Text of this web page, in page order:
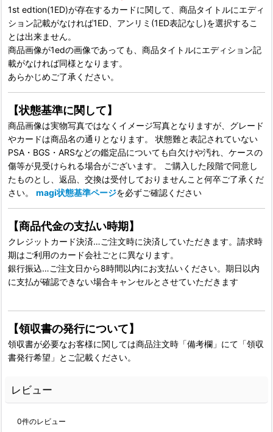
1st edtion(1ED)が存在するカードに関して、商品タイトルにエディ
ション記載がなければ1ED、アンリミ(1ED表記なし)を選択するこ
とは出来ません。
商品画像が1edの画像であっても、商品タイトルにエディション記
載がなければ同様となります。
あらかじめご了承ください。
【状態基準に関して】
商品画像は実物写真ではなくイメージ写真となりますが、グレード
やカードは商品名の通りとなります。 状態難と表記されていない
PSA・BGS・ARSなどの鑑定品についても白欠けや汚れ、ケースの
傷等が見受けられる場合がございます。 ご購入した段階で同意し
たものとし、返品、交換は受付しておりませんこと何卒ご了承くだ
さい。 magi状態基準ページを必ずご確認ください
【商品代金の支払い時期】
クレジットカード決済…ご注文時に決済していただきます。請求時
期はご利用のカード会社ごとに異なります。
銀行振込…ご注文日から8時間以内にお支払いください。期日以内
に支払が確認できない場合キャンセルとさせていただきます
【領収書の発行について】
領収書が必要なお客様に関しては商品注文時「備考欄」にて「領収
書発行希望」とご記載ください。
レビュー
0件のレビュー